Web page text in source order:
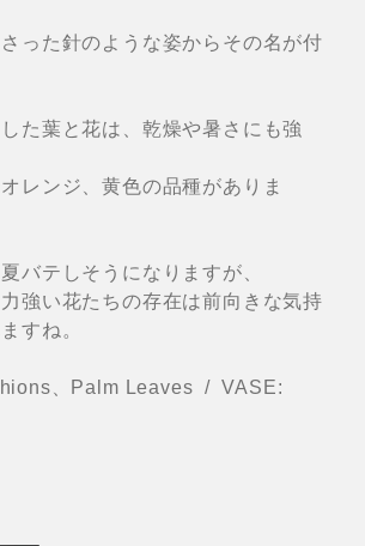
った針のような姿からその名が付
た葉と花は、乾燥や暑さにも強
レンジ、黄色の品種がありま
バテしそうになりますが、
強い花たちの存在は前向きな気持
すね。
、Palm Leaves / VASE: